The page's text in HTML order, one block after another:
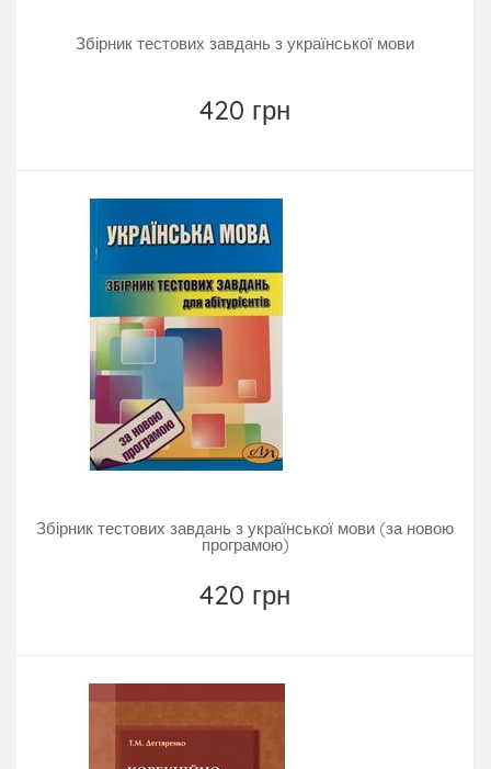
Збірник тестових завдань з української мови
420 грн
Збірник тестових завдань з української мови (за новою
програмою)
420 грн